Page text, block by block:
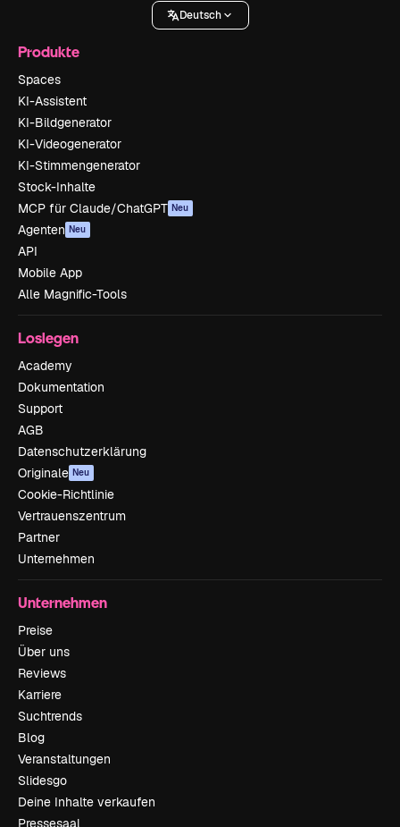
Deutsch
Produkte
Spaces
KI-Assistent
KI-Bildgenerator
KI-Videogenerator
KI-Stimmengenerator
Stock-Inhalte
MCP für Claude/ChatGPT Neu
Agenten Neu
API
Mobile App
Alle Magnific-Tools
Loslegen
Academy
Dokumentation
Support
AGB
Datenschutzerklärung
Originale Neu
Cookie-Richtlinie
Vertrauenszentrum
Partner
Unternehmen
Unternehmen
Preise
Über uns
Reviews
Karriere
Suchtrends
Blog
Veranstaltungen
Slidesgo
Deine Inhalte verkaufen
Pressesaal